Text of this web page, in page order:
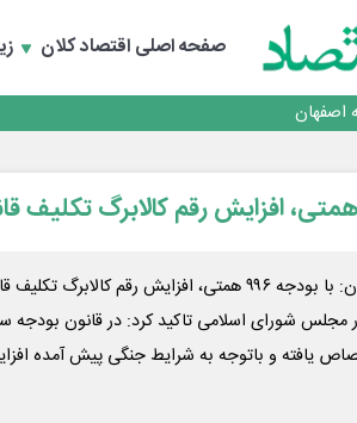
صفحه اصلیاقتصاد کلان
بازارهای جهانی؛ قیمت فلز سرخ از ۱۴هزار دلار در هر تن عبور کرد
قیمت‌گذاری دستوری
و مجهزترین آموزشگاه فنی وحرفه ای آزاد
معلمی، مدیر حسابداری مدیریت فولادسنگان
بازارهای جهانی؛ قیمت فلز سرخ از ۱۴هزار دلار در هر تن عبور کرد
قیمت‌گذاری دستوری
نماینده چناران: با بودجه ۹۹۶ همتی، افزایش رقم
یافته و باتوجه به شرایط جنگی پیش آمده